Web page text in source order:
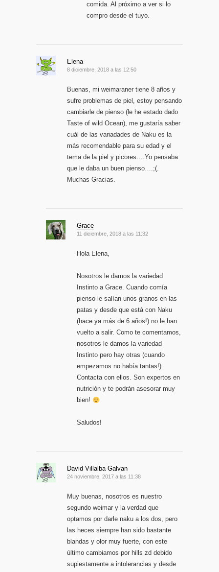
comida. Al próximo a ver si lo
compro desde el tuyo.
Elena
8 diciembre, 2018 a las 12:50
Buenas, mi weimaraner tiene 8 años y
sufre problemas de piel, estoy pensando
cambiarle de pienso (le he estado dado
Taste of wild Ocean), me gustaría saber
cuál de las variadades de Naku es la
más recomendable para su edad y el
tema de la piel y picores….Yo pensaba
que le daba un buen pienso….;(.
Muchas Gracias.
Grace
11 diciembre, 2018 a las 11:32
Hola Elena,
Nosotros le damos la variedad
Instinto a Grace. Cuando comía
pienso le salían unos granos en las
patas y desde que está con Naku
(hace ya más de 6 años!) no le han
vuelto a salir. Como te comentamos,
nosotros le damos la variedad
Instinto pero hay otras (cuando
empezamos no había tantas!).
Contacta con ellos. Son expertos en
nutrición y te podrán asesorar muy
bien!
Saludos!
David Villalba Galvan
24 noviembre, 2017 a las 11:38
Muy buenas, nosotros es nuestro
segundo weimar y la verdad que
optamos por darle naku a los dos, pero
las heces siempre han sido bastante
blandas y olor muy fuerte, con este
último cambiamos por hills zd debido
supiestamente a intolerancias y desde